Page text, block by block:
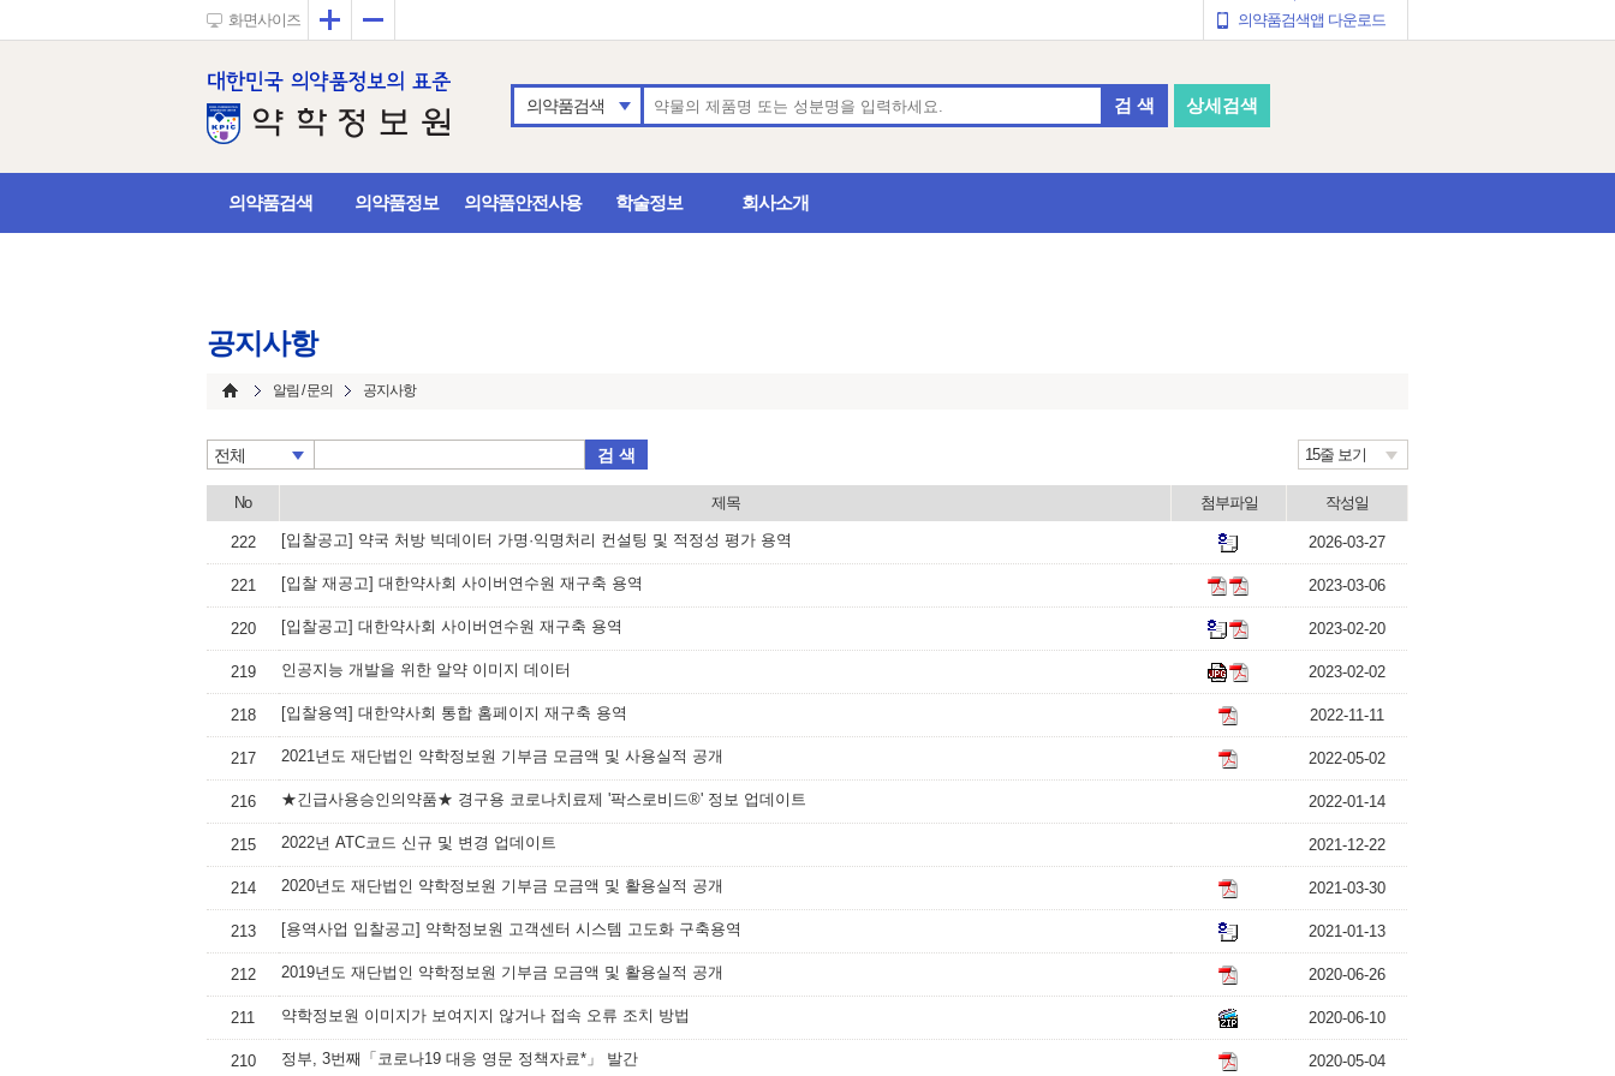
화면사이즈 확대 의약품검색앱 다운로드
의약품검색 검 색 상세검색
의약품검색 의약품정보 의약품안전사용 학술정보 회사소개
공지사항
알림 / 문의 공지사항
전체 검 색 15줄 보기
No 제목 첨부파일 작성일
222 [입찰공고] 약국 처방 빅데이터 가명·익명처리 컨설팅 및 적정성 평가 용역 2026-03-27
221 [입찰 재공고] 대한약사회 사이버연수원 재구축 용역 2023-03-06
220 [입찰공고] 대한약사회 사이버연수원 재구축 용역 2023-02-20
219 인공지능 개발을 위한 알약 이미지 데이터 2023-02-02
218 [입찰용역] 대한약사회 통합 홈페이지 재구축 용역 2022-11-11
217 2021년도 재단법인 약학정보원 기부금 모금액 및 사용실적 공개 2022-05-02
216 ★긴급사용승인의약품★ 경구용 코로나치료제 '팍스로비드®' 정보 업데이트 2022-01-14
215 2022년 ATC코드 신규 및 변경 업데이트 2021-12-22
214 2020년도 재단법인 약학정보원 기부금 모금액 및 활용실적 공개 2021-03-30
213 [용역사업 입찰공고] 약학정보원 고객센터 시스템 고도화 구축용역 2021-01-13
212 2019년도 재단법인 약학정보원 기부금 모금액 및 활용실적 공개 2020-06-26
211 약학정보원 이미지가 보여지지 않거나 접속 오류 조치 방법 2020-06-10
210 정부, 3번째「코로나19 대응 영문 정책자료*」 발간 2020-05-04